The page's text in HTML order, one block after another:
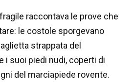
raccontava le prove che
le costole sporgevano
strappata del
i suoi piedi nudi, coperti di
del marciapiede rovente.